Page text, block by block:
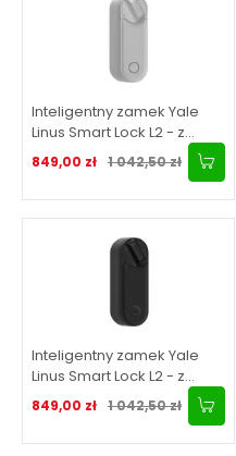
Inteligentny zamek Yale
Linus Smart Lock L2 - z
wbudowanym Wi-Fi,
srebrny
Cena promocyjna
849,00 zł Normalna cena
1 042,50 zł
Inteligentny zamek Yale
Linus Smart Lock L2 - z
wbudowanym WiFi, czarny
Cena promocyjna
849,00 zł Normalna cena
1 042,50 zł